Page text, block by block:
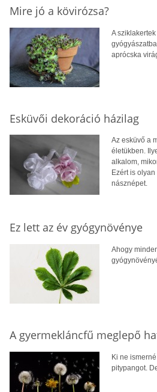
Mire jó a kövirózsa?
A
aprócska
Esküvői dekoráció házilag
Az esküvő a
életükben.
alkalom,
Ezért is
násznépet.
Ez lett az év gyógynövénye
Ahogy
A gyermekláncfű meglepő
Ki ne
pitypangot.